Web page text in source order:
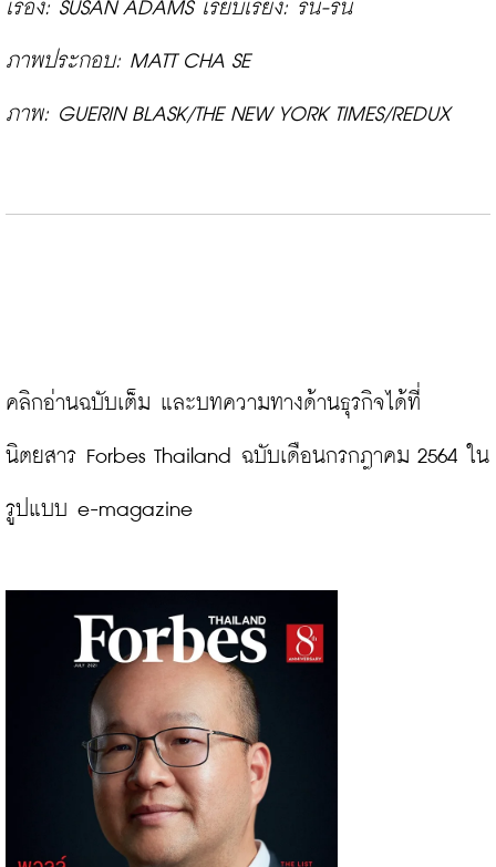
เรื่อง: SUSAN ADAMS
ภาพประกอบ:
ภาพ: GUERIN BLASK/THE NEW YORK TIMES/REDUX
คลิกอ่านฉบับเต็ม และบทความทางด้านธุรกิจได้ที่
นิตยสาร Forbes Thailand ฉบับเดือนกรกฎาคม 2564 ใน
รูปแบบ e-magazine